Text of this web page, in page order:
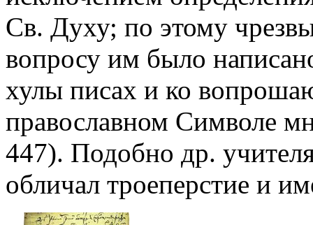
Св. Духу; по этому
вопросу им было
хулы писах и ко
православном Символе
447). Подобно др.
обличал троеперстие и